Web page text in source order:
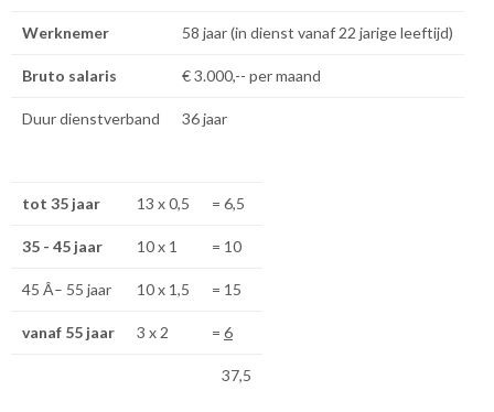
Werknemer 58 jaar (in dienst vanaf 22 jarige leeftijd)
Bruto salaris € 3.000,-- per maand
Duur dienstverband 36 jaar
tot 35 jaar 13 x 0,5 = 6,5
35 - 45 jaar 10 x 1 = 10
45 Â– 55 jaar 10 x 1,5 = 15
vanaf 55 jaar 3 x 2 = 6
37,5